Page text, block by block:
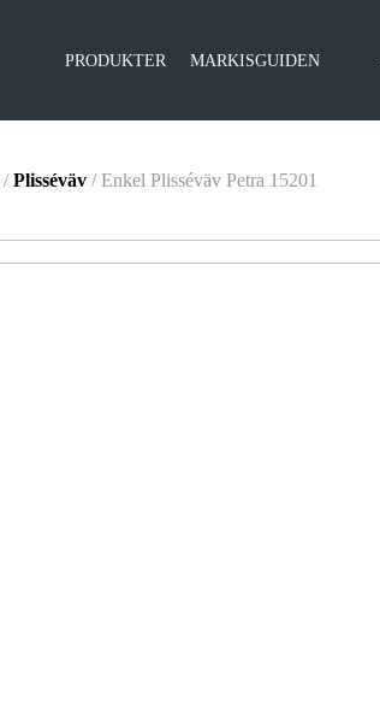
PRODUKTER MARKISGUIDEN
/Plisséväv / Enkel Plisséväv Petra 15201